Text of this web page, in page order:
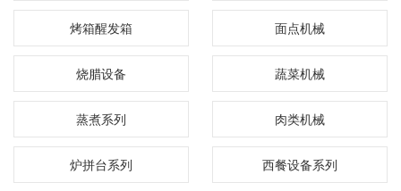
烤箱醒发箱 面点机械
烧腊设备 蔬菜机械
蒸煮系列 肉类机械
炉拼台系列 西餐设备系列